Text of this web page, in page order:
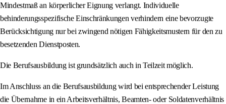
Mindestmaß an körperlicher Eignung verlangt. Individuelle
behinderungsspezifische Einschränkungen verhindern eine bevorzugte
Berücksichtigung nur bei zwingend nötigen Fähigkeitsmustern für den zu
besetzenden Dienstposten.
Die Berufsausbildung ist grundsätzlich auch in Teilzeit möglich.
Im Anschluss an die Berufsausbildung wird bei entsprechender Leistung
die Übernahme in ein Arbeitsverhältnis, Beamten- oder Soldatenverhältnis